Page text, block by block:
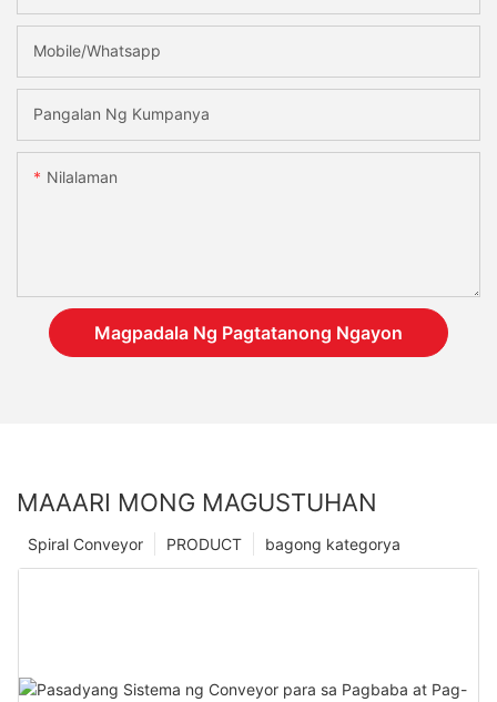
Mobile/Whatsapp
Pangalan Ng Kumpanya
Nilalaman
Magpadala Ng Pagtatanong Ngayon
MAAARI MONG MAGUSTUHAN
bagong kategorya
PRODUCT
Spiral Conveyor